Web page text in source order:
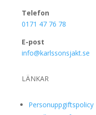
Telefon
0171 47 76 78
E-post
info@karlssonsjakt.se
LÄNKAR
Personuppgiftspolicy